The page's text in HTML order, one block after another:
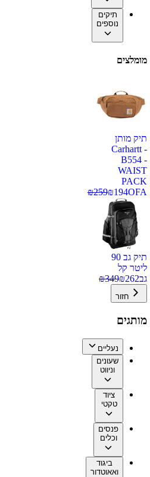
תיקים
נוספים
מומלצים
תיק מותן
Carhartt -
B554 -
WAIST
PACK
OFA
₪194
₪259
תיק גב 90
ליטר קל
גב
₪262
₪349
חזור
מותגים
נעליים
שעונים
וניווט
ציוד
טקטי
פנסים
וכלים
ביגוד
ואאוטדור